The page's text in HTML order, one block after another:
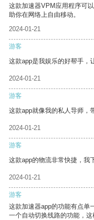
这款加速器VPM应用程序可
助你在网络上自由移动。
2024-01-21
游客
这款app是我娱乐的好帮手，
2024-01-21
游客
这款app就像我的私人导师，
2024-01-21
游客
这款app的物流非常快捷，我
2024-01-21
游客
这款加速器app的功能有点单
一个自动切换线路的功能，